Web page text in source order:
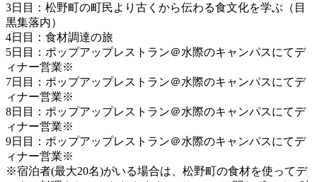
3日目：松野町の町民より古くから伝わる食文化を学ぶ（目
黒集落内）
4日目：食材調達の旅
5日目：ポップアップレストラン＠水際のキャンパスにてデ
ィナー営業※
7日目：ポップアップレストラン＠水際のキャンパスにてデ
ィナー営業※
8日目：ポップアップレストラン＠水際のキャンパスにてデ
ィナー営業※
9日目：ポップアップレストラン＠水際のキャンパスにてデ
ィナー営業※
※宿泊者(最大20名)がいる場合は、松野町の食材を使ってデ